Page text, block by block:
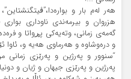
هەر لەم بار و
هزروان و بیرمەندی ناوداری
گەمەی زمانی، وتەیەکی پڕواتا و
و درەوشاوە و هەرماوی هەیە و، ئاوا
“سنوور و پەرژین و پەرێزی
پەرژین و پەرێزی جیهان و ژیان و